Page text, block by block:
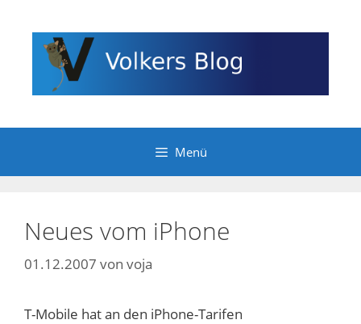
Inhalt
springen
Menü
Neues vom iPhone
01.12.2007 von voja
T-Mobile hat an den iPhone-Tarifen